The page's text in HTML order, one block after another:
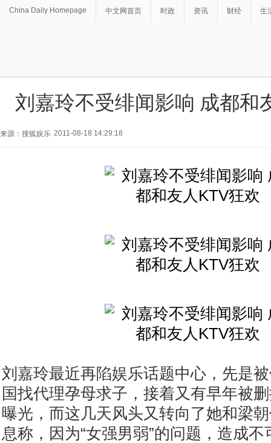
China Daily Homepage 中文网首页 时政 资讯 财经 生
刘嘉玲不受绯闻影响 成都和
来源：搜狐娱乐 2011-08-18 14:29:18
刘嘉玲最近再陷娱乐话题中心，先是
国找代理孕母求子，接着又有早年被
曝光，而这几天风头又转向了她和梁
息称，因为“女强男弱”的问题，造成